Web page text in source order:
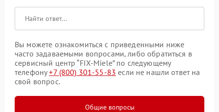
Вы можете ознакомиться с приведенными ниже
часто задаваемыми вопросами, либо обратиться в
сервисный центр “FIX-Miele” по следующему
телефону+7 (800) 301-55-83 если не нашли ответ на
свой вопрос.
Общие вопросы